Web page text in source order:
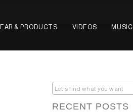
& PRODUCTS VIDEOS MUSIC
RECENT POSTS